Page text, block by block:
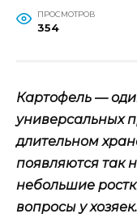
ПРОСМОТРОВ
354
Картофель —
универсальных
длительном
появляются так
небольшие
вопросы у